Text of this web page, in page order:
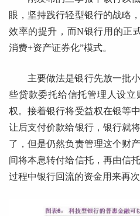
眼，坚持践行轻型银行的战略
效率的提升，而N银行用的正
消费+资产证券化”模式。
主要做法是银行先放一批
些贷款委托给信托管理人设
权。接着银行将受益权在银等
让后支付价款给银行，银行就
了，但是仍然负责管理这个财
间将本息转付给信托，再由信
过程中银行回流的资金用来再